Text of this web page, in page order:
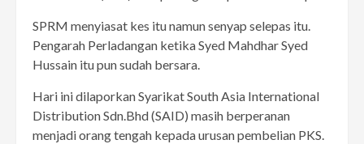
SPRM menyiasat kes itu namun senyap selepas itu.
Pengarah Perladangan ketika Syed Mahdhar Syed
Hussain itu pun sudah bersara.
Hari ini dilaporkan Syarikat South Asia International
Distribution Sdn.Bhd (SAID) masih berperanan
menjadi orang tengah kepada urusan pembelian PKS.